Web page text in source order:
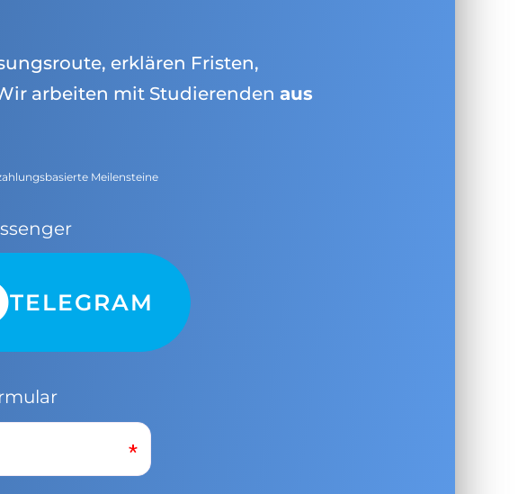
erklären Fristen,
arbeiten mit Studierendenaus
Meilensteine
TELEGRAM